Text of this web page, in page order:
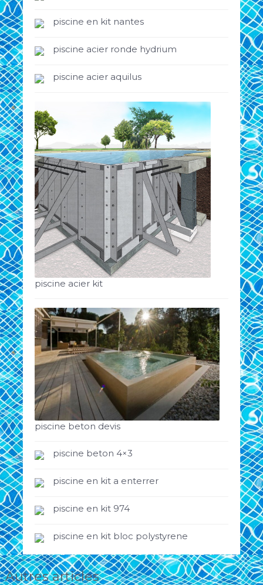
piscine en kit nantes
piscine acier ronde hydrium
piscine acier aquilus
piscine acier kit
piscine beton devis
piscine beton 4×3
piscine en kit a enterrer
piscine en kit 974
piscine en kit bloc polystyrene
Autres articles